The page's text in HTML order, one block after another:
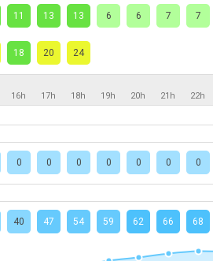
11 13 13 6 6 7 7
18 20 24
16h 17h 18h 19h 20h 21h 22h
0 0 0 0 0 0 0
40 47 54 59 62 66 68